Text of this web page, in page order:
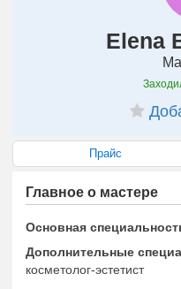
Elena
Прайс
Главное о мастере
Основная
Дополнительные
косметолог-эстетист